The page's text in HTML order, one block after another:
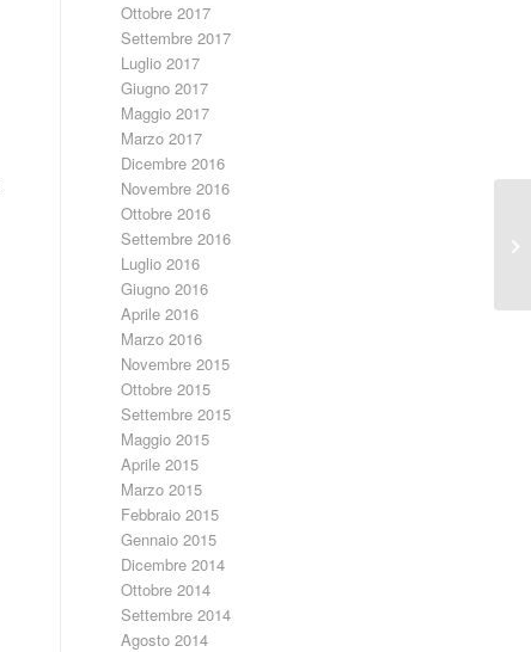
Ottobre 2017
Settembre 2017
Luglio 2017
Giugno 2017
Maggio 2017
Marzo 2017
Dicembre 2016
Novembre 2016
Ottobre 2016
Settembre 2016
Luglio 2016
Giugno 2016
Aprile 2016
Marzo 2016
Novembre 2015
Ottobre 2015
Settembre 2015
Maggio 2015
Aprile 2015
Marzo 2015
Febbraio 2015
Gennaio 2015
Dicembre 2014
Ottobre 2014
Settembre 2014
Agosto 2014